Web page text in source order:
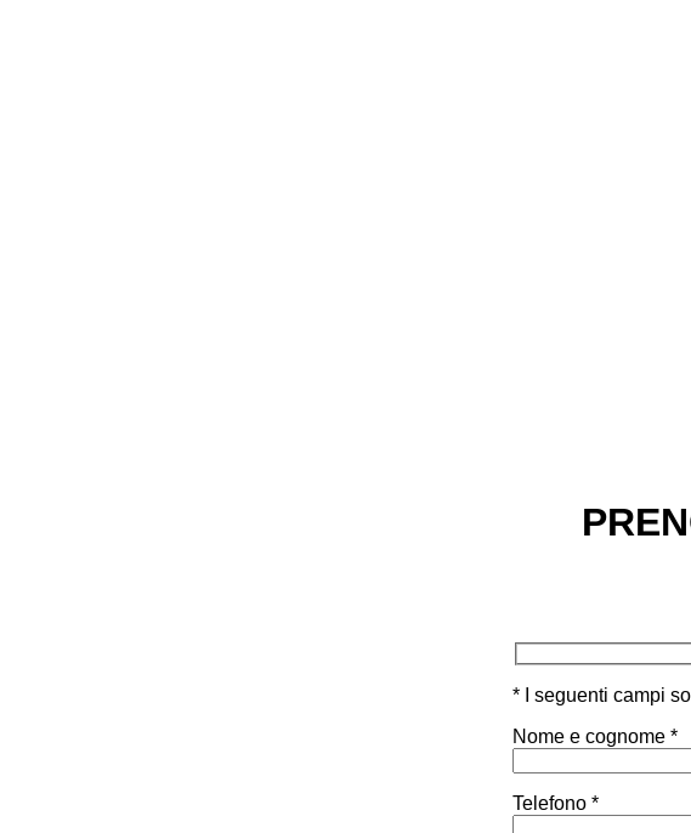
* I seguenti campi
Nome e cognome *
Telefono *